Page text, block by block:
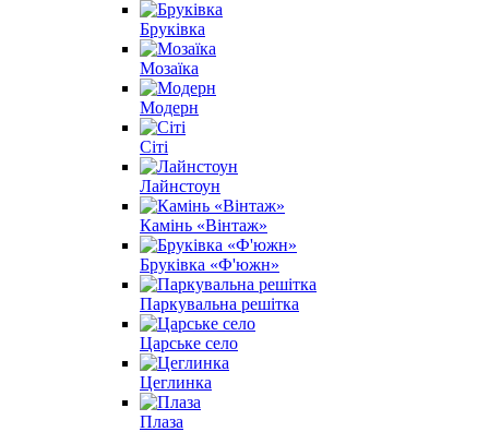
Бруківка
Мозаїка
Модерн
Сіті
Лайнстоун
Камінь «Вінтаж»
Бруківка «Ф'южн»
Паркувальна решітка
Царське село
Цеглинка
Плаза